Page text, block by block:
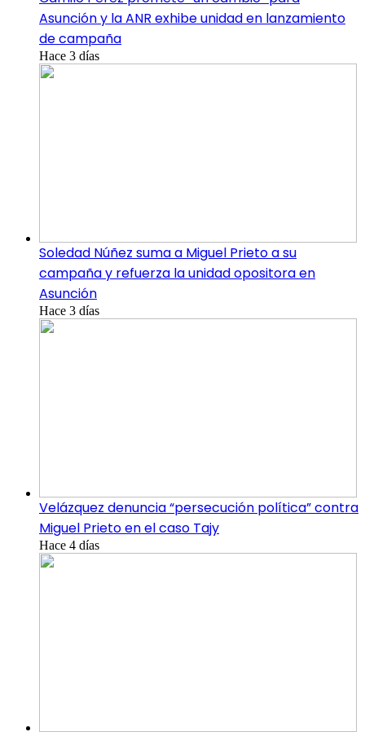
Asunción y la ANR exhibe unidad en lanzamiento
de campaña
Hace 3 días
Soledad Núñez suma a Miguel Prieto a su
campaña y refuerza la unidad opositora en
Asunción
Hace 3 días
Velázquez denuncia “persecución política” contra
Miguel Prieto en el caso Tajy
Hace 4 días